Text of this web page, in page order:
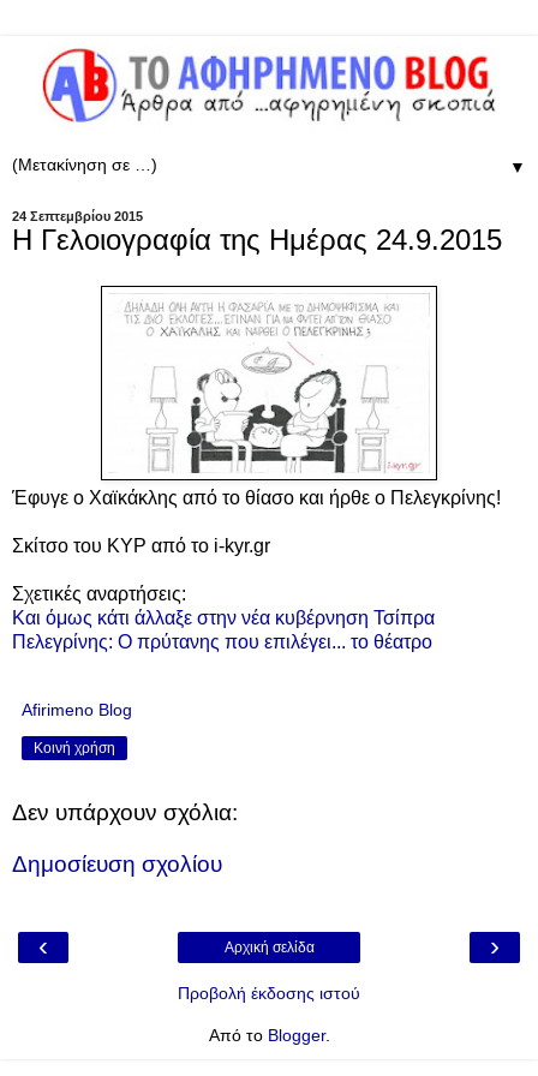
▼
24 Σεπτεμβρίου 2015
Η Γελοιογραφία της Ημέρας 24.9.2015
Έφυγε ο Χαϊκάκλης από το θίασο και ήρθε ο Πελεγκρίνης!
Σκίτσο του ΚΥΡ από το i-kyr.gr
Σχετικές αναρτήσεις:
Και όμως κάτι άλλαξε στην νέα κυβέρνηση Τσίπρα
Πελεγρίνης: Ο πρύτανης που επιλέγει... το θέατρο
Afirimeno Blog
Κοινή χρήση
Δεν υπάρχουν σχόλια:
Δημοσίευση σχολίου
‹ ›
Αρχική σελίδα
Προβολή έκδοσης ιστού
Από το Blogger.